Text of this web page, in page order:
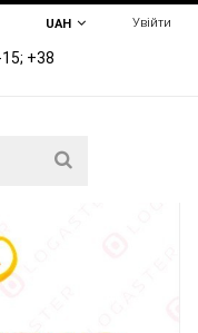
Увійти
UAH
+38